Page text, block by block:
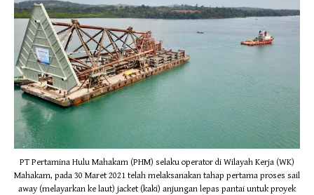
PT Pertamina Hulu Mahakam (PHM) selaku operator di Wilayah Kerja (WK)
Mahakam, pada 30 Maret 2021 telah melaksanakan tahap pertama proses sail
away (melayarkan ke laut) jacket (kaki) anjungan lepas pantai untuk proyek